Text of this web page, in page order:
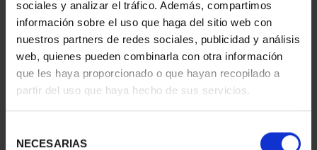
sociales y analizar el tráfico. Además, compartimos
información sobre el uso que haga del sitio web con
nuestros partners de redes sociales, publicidad y análisis
web, quienes pueden combinarla con otra información
que les haya proporcionado o que hayan recopilado a
partir del uso que haya hecho de sus servicios.
NECESARIAS